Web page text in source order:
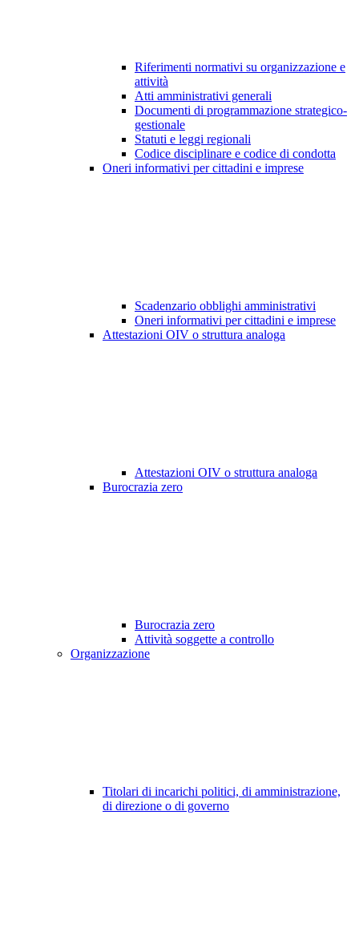
Riferimenti normativi su organizzazione e
attività
Atti amministrativi generali
Documenti di programmazione strategico-
gestionale
Statuti e leggi regionali
Codice disciplinare e codice di condotta
Oneri informativi per cittadini e imprese
Scadenzario obblighi amministrativi
Oneri informativi per cittadini e imprese
Attestazioni OIV o struttura analoga
Attestazioni OIV o struttura analoga
Burocrazia zero
Burocrazia zero
Attività soggette a controllo
Organizzazione
Titolari di incarichi politici, di amministrazione,
di direzione o di governo